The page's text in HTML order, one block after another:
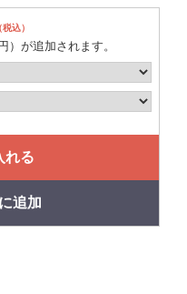
税込）
が追加されます。
れる
追加